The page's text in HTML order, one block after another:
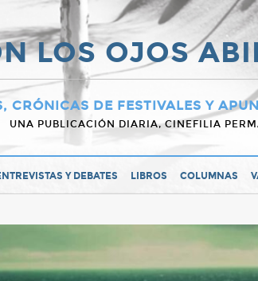
LOS OJOS
CRÓNICAS DE FESTIVALES Y
UNA PUBLICACIÓN DIARIA, CINEFILIA
Y DEBATES LIBROS COLUMNAS